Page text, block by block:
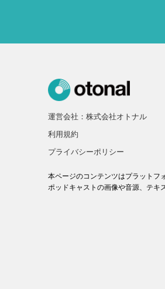
運営会社：株式会社オトナル
利用規約
プライバシーポリシー
本ページのコンテンツはプラットフ
ポッドキャストの画像や音源、テキ